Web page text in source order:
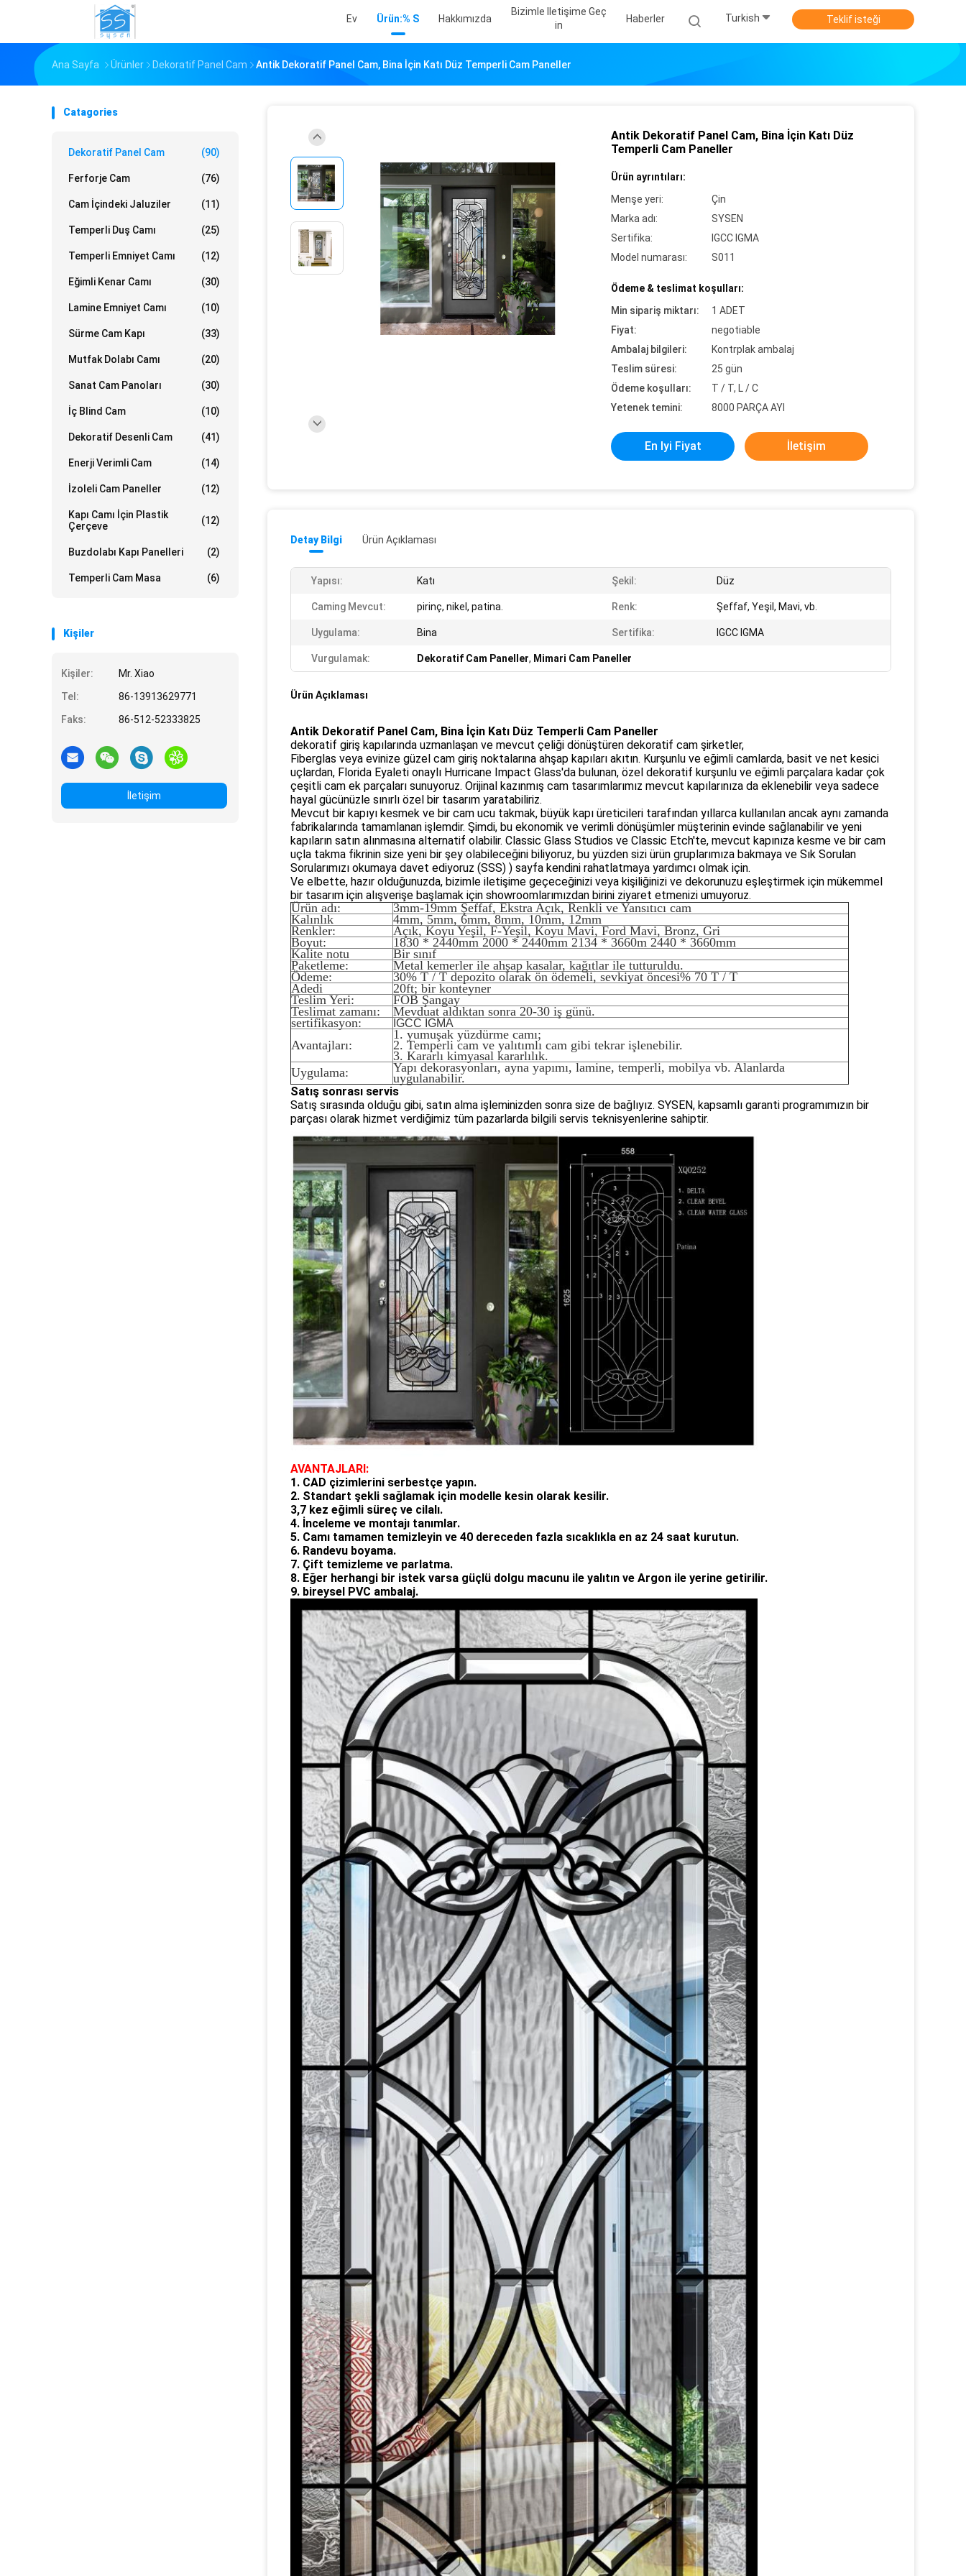
Ev Ürün:% S Hakkımızda
Bizimle Iletişime Geç
In
Haberler Turkish Teklif isteği
Ana Sayfa Ürünler Dekoratif Panel Cam Antik Dekoratif Panel Cam, Bina İçin Katı Düz ​​Temperli Cam Paneller
Catagories
Dekoratif Panel Cam (90)
Ferforje Cam (76)
Cam İçindeki Jaluziler (11)
Temperli Duş Camı (25)
Temperli Emniyet Camı (12)
Eğimli Kenar Camı (30)
Lamine Emniyet Camı (10)
Sürme Cam Kapı (33)
Mutfak Dolabı Camı (20)
Sanat Cam Panoları (30)
İç Blind Cam (10)
Dekoratif Desenli Cam (41)
Enerji Verimli Cam (14)
İzoleli Cam Paneller (12)
Kapı Camı İçin Plastik
Çerçeve
(12)
Buzdolabı Kapı Panelleri (2)
Temperli Cam Masa (6)
Kişiler
Kişiler:
Mr. Xiao
Tel:
86-13913629771
Faks:
86-512-52333825
İletişim
Antik Dekoratif Panel Cam, Bina İçin Katı Düz ​​
Temperli Cam Paneller
Ürün ayrıntıları:
Menşe yeri:
Çin
Marka adı:
SYSEN
Sertifika:
IGCC IGMA
Model numarası:
S011
Ödeme & teslimat koşulları:
Min sipariş miktarı:
1 ADET
Fiyat:
negotiable
Ambalaj bilgileri:
Kontrplak ambalaj
Teslim süresi:
25 gün
Ödeme koşulları:
T / T, L / C
Yetenek temini:
8000 PARÇA AYI
En Iyi Fiyat İletişim
Detay Bilgi Ürün Açıklaması
Yapısı: Katı Şekil: Düz
Caming Mevcut: pirinç, nikel, patina. Renk: Şeffaf, Yeşil, Mavi, vb.
Uygulama: Bina Sertifika: IGCC IGMA
Vurgulamak: Dekoratif Cam Paneller, Mimari Cam Paneller
Ürün Açıklaması
Antik Dekoratif Panel Cam, Bina İçin Katı Düz ​​Temperli Cam Paneller
dekoratif giriş kapılarında uzmanlaşan ve mevcut çeliği dönüştüren dekoratif cam şirketler,
Fiberglas veya evinize güzel cam giriş noktalarına ahşap kapıları akıtın. Kurşunlu ve eğimli camlarda, basit ve net kesici
uçlardan, Florida Eyaleti onaylı Hurricane Impact Glass'da bulunan, özel dekoratif kurşunlu ve eğimli parçalara kadar çok
çeşitli cam ek parçaları sunuyoruz. Orijinal kazınmış cam tasarımlarımız mevcut kapılarınıza da eklenebilir veya sadece
hayal gücünüzle sınırlı özel bir tasarım yaratabiliriz.
Mevcut bir kapıyı kesmek ve bir cam ucu takmak, büyük kapı üreticileri tarafından yıllarca kullanılan ancak aynı zamanda
fabrikalarında tamamlanan işlemdir. Şimdi, bu ekonomik ve verimli dönüşümler müşterinin evinde sağlanabilir ve yeni
kapıların satın alınmasına alternatif olabilir. Classic Glass Studios ve Classic Etch'te, mevcut kapınıza kesme ve bir cam
uçla takma fikrinin size yeni bir şey olabileceğini biliyoruz, bu yüzden sizi ürün gruplarımıza bakmaya ve Sık Sorulan
Sorularımızı okumaya davet ediyoruz (SSS) ) sayfa kendini rahatlatmaya yardımcı olmak için.
Ve elbette, hazır olduğunuzda, bizimle iletişime geçeceğinizi veya kişiliğinizi ve dekorunuzu eşleştirmek için mükemmel
bir tasarım için alışverişe başlamak için showroomlarımızdan birini ziyaret etmenizi umuyoruz.
Ürün adı:
3mm-19mm Şeffaf, Ekstra Açık, Renkli ve Yansıtıcı cam
Kalınlık
4mm, 5mm, 6mm, 8mm, 10mm, 12mm
Renkler:
Açık, Koyu Yeşil, F-Yeşil, Koyu Mavi, Ford Mavi, Bronz, Gri
Boyut:
1830 * 2440mm 2000 * 2440mm 2134 * 3660m 2440 * 3660mm
Kalite notu
Bir sınıf
Paketleme:
Metal kemerler ile ahşap kasalar, kağıtlar ile tutturuldu.
Ödeme:
30% T / T depozito olarak ön ödemeli, sevkiyat öncesi% 70 T / T
Adedi
20ft; bir konteyner
Teslim Yeri:
FOB Şangay
Teslimat zamanı:
Mevduat aldıktan sonra 20-30 iş günü.
sertifikasyon:
IGCC IGMA
Avantajları:
1. yumuşak yüzdürme camı;
2. Temperli cam ve yalıtımlı cam gibi tekrar işlenebilir.
3. Kararlı kimyasal kararlılık.
Uygulama:
Yapı dekorasyonları, ayna yapımı, lamine, temperli, mobilya vb. Alanlarda
uygulanabilir.
Satış sonrası servis
Satış sırasında olduğu gibi, satın alma işleminizden sonra size de bağlıyız. SYSEN, kapsamlı garanti programımızın bir
parçası olarak hizmet verdiğimiz tüm pazarlarda bilgili servis teknisyenlerine sahiptir.
AVANTAJLARI:
1. CAD çizimlerini serbestçe yapın.
2. Standart şekli sağlamak için modelle kesin olarak kesilir.
3,7 kez eğimli süreç ve cilalı.
4. İnceleme ve montajı tanımlar.
5. Camı tamamen temizleyin ve 40 dereceden fazla sıcaklıkla en az 24 saat kurutun.
6. Randevu boyama.
7. Çift temizleme ve parlatma.
8. Eğer herhangi bir istek varsa güçlü dolgu macunu ile yalıtın ve Argon ile yerine getirilir.
9. bireysel PVC ambalaj.